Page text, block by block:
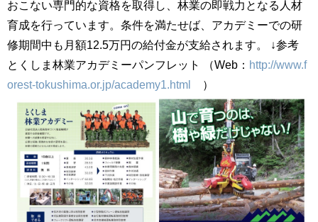
おこない専門的な資格を取得し、林業の即戦力となる人材
育成を行っています。条件を満たせば、アカデミーでの研
修期間中も月額12.5万円の給付金が支給されます。 ↓参考
とくしま林業アカデミーパンフレット （Web： http://www.f
orest-tokushima.or.jp/academy1.html
）